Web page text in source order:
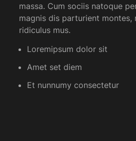
massa. Cum sociis natoque
magnis dis parturient montes,
ridiculus mus.
Loremipsum dolor sit
Amet set diem
Et nunnumy consectetur